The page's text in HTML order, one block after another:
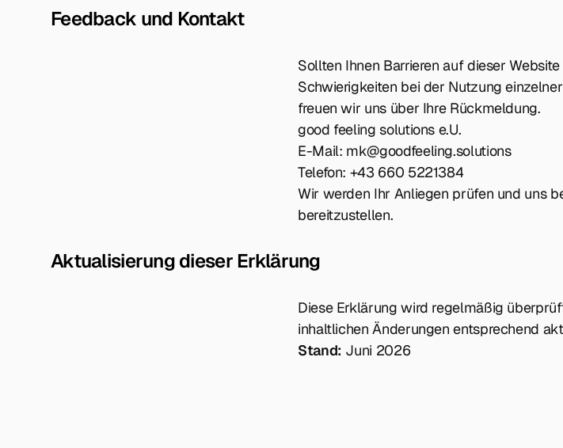
Feedback und Kontakt
Sollten Ihnen Barrieren auf dieser
Schwierigkeiten bei der Nutzung
freuen wir uns über Ihre Rückmeldung.
good feeling solutions e.U.
E-Mail: mk@goodfeeling.solutions
Telefon: +43 660 5221384
Wir werden Ihr Anliegen prüfen und uns
bereitzustellen.
Aktualisierung dieser Erklärung
Diese Erklärung wird regelmäßig
inhaltlichen Änderungen entsprechend
Stand: Juni 2026